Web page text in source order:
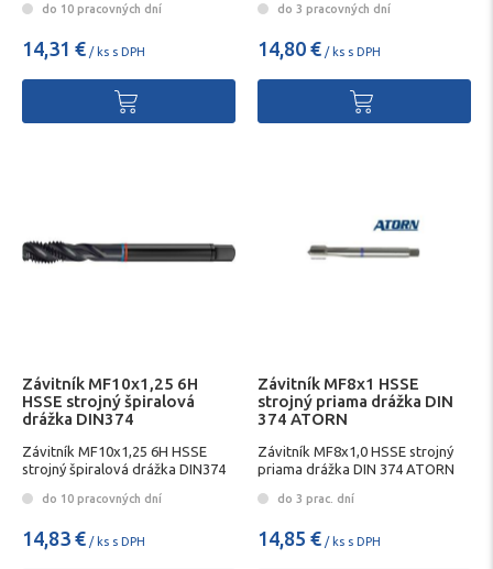
do 10 pracovných dní
14,31 € / ks s DPH
do 3 pracovných dní
14,80 € / ks s DPH
Závitník MF10x1,25 6H
HSSE strojný špiralová
drážka DIN374
Závitník MF10x1,25 6H HSSE
strojný špiralová drážka DIN374
do 10 pracovných dní
14,83 € / ks s DPH
Závitník MF8x1 HSSE
strojný priama drážka DIN
374 ATORN
Závitník MF8x1,0 HSSE strojný
priama drážka DIN 374 ATORN
do 3 prac. dní
14,85 € / ks s DPH